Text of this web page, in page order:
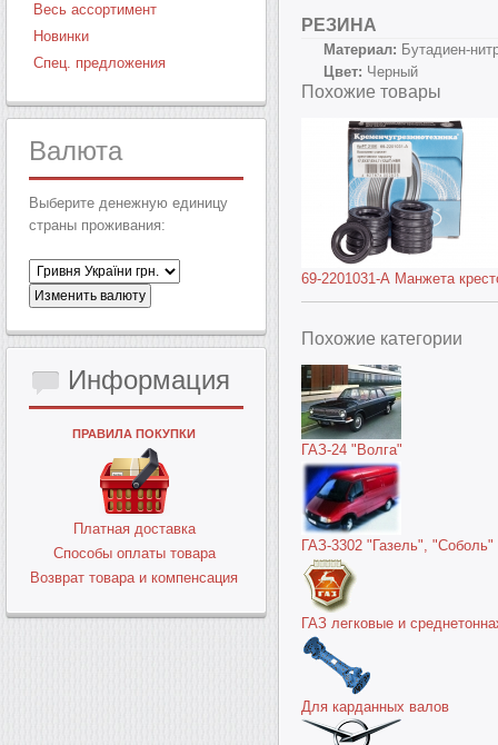
РЕЗИНА
Материал: Бутадиен-
Цвет: Черный
Похожие товары
69-2201031-А Манжета
Похожие категории
ГАЗ-24 "Волга"
ГАЗ-3302 "Газель", "Соболь"
ГАЗ легковые и
Для карданных валов
Весь ассортимент
Новинки
Спец. предложения
Валюта
Выберите денежную единицу
страны проживания:
Информация
ПРАВИЛА ПОКУПКИ
Платная доставка
Способы оплаты товара
Возврат товара и компенсация